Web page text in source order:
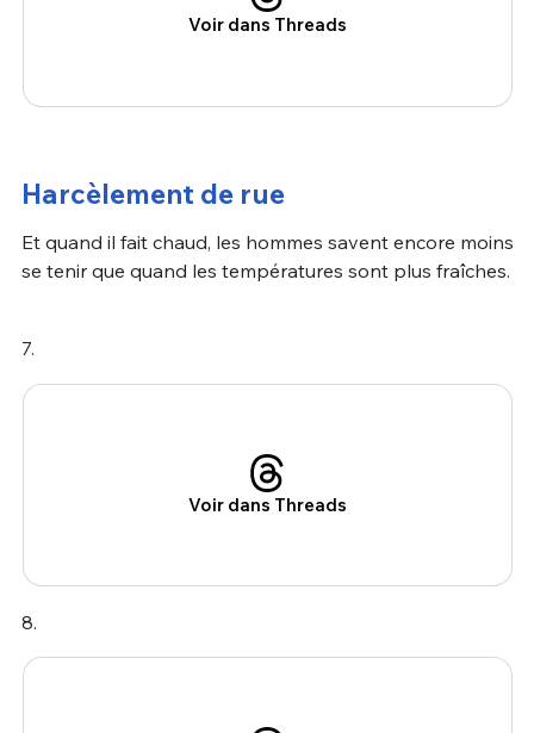
Voir dans Threads
Harcèlement de rue
Et quand il fait chaud, les hommes savent encore moins
se tenir que quand les températures sont plus fraîches.
7.
Voir dans Threads
8.